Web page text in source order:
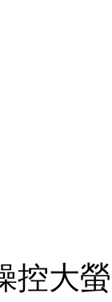
控大